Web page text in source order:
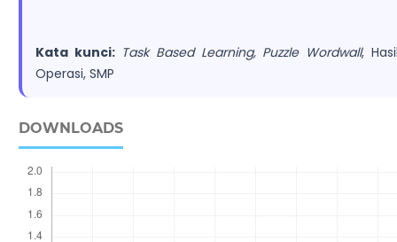
Kata kunci: Task Based Learning, Puzzle Wordwall,
Operasi, SMP
DOWNLOADS